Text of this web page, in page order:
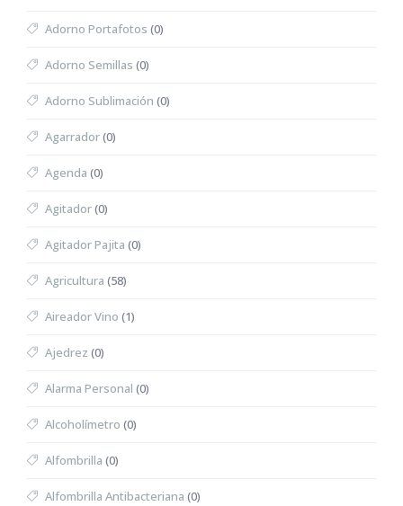
Adorno Portafotos (0)
Adorno Semillas (0)
Adorno Sublimación (0)
Agarrador(0)
Agenda (0)
Agitador(0)
Agitador Pajita (0)
Agricultura (58)
Aireador Vino (1)
Ajedrez (0)
Alarma Personal (0)
Alcoholímetro (0)
Alfombrilla (0)
Alfombrilla Antibacteriana (0)